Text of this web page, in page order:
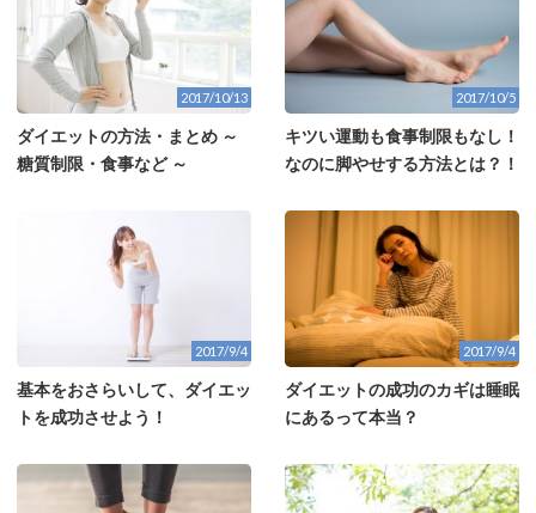
2017/10/13
ダイエットの方法・まとめ ～
糖質制限・食事など ～
2017/10/5
キツい運動も食事制限もなし！
なのに脚やせする方法とは？！
2017/9/4
基本をおさらいして、ダイエッ
トを成功させよう！
2017/9/4
ダイエットの成功のカギは睡眠
にあるって本当？